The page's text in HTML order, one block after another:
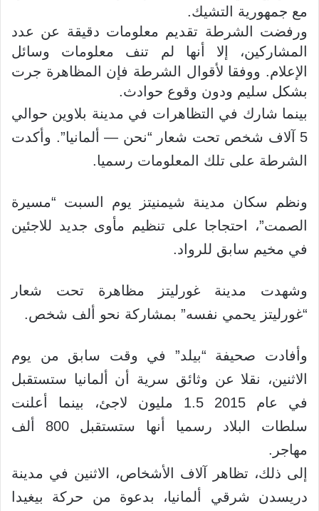
مع جمهورية التشيك.
ورفضت الشرطة تقديم معلومات دقيقة عن عدد
المشاركين، إلا أنها لم تنف معلومات وسائل
الإعلام. ووفقا لأقوال الشرطة فإن المظاهرة جرت
بشكل سليم ودون وقوع حوادث.
بينما شارك في التظاهرات في مدينة بلاوين حوالي
5 آلاف شخص تحت شعار “نحن — ألمانيا”. وأكدت
الشرطة على تلك المعلومات رسميا.
ونظم سكان مدينة شيمنيتز يوم السبت “مسيرة
الصمت”، احتجاجا على تنظيم مأوى جديد للاجئين
في مخيم سابق للرواد.
وشهدت مدينة غورليتز مظاهرة تحت شعار
“غورليتز يحمي نفسه” بمشاركة نحو ألف شخص.
وأفادت صحيفة “بيلد” في وقت سابق من يوم
الاثنين، نقلا عن وثائق سرية أن ألمانيا ستستقبل
في عام 2015 1.5 مليون لاجئ، بينما أعلنت
سلطات البلاد رسميا أنها ستستقبل 800 ألف
مهاجر.
إلى ذلك، تظاهر آلاف الأشخاص، الاثنين في مدينة
دريسدن شرقي ألمانيا، بدعوة من حركة بيغيدا